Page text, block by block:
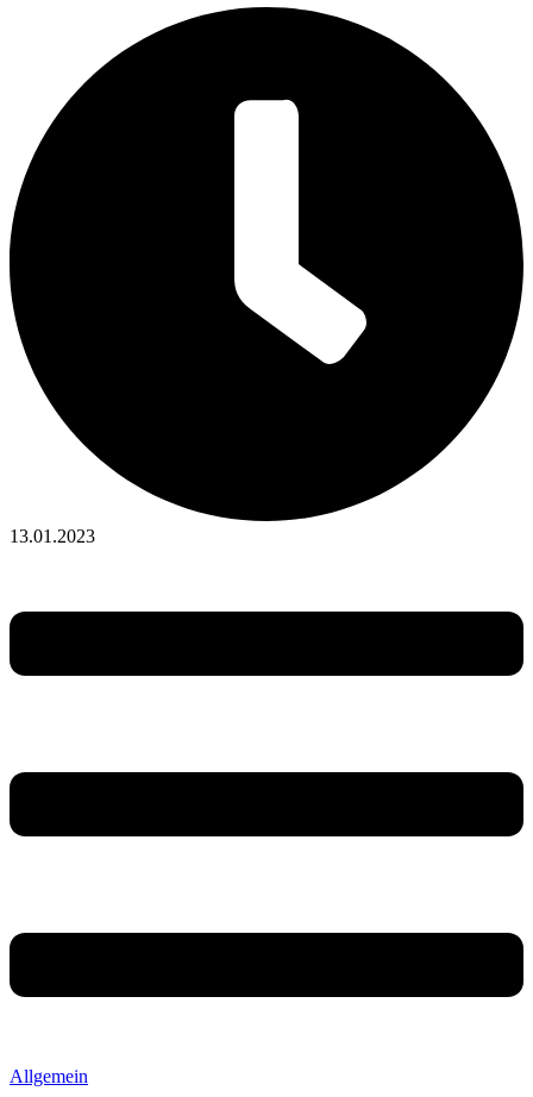
13.01.2023
Allgemein